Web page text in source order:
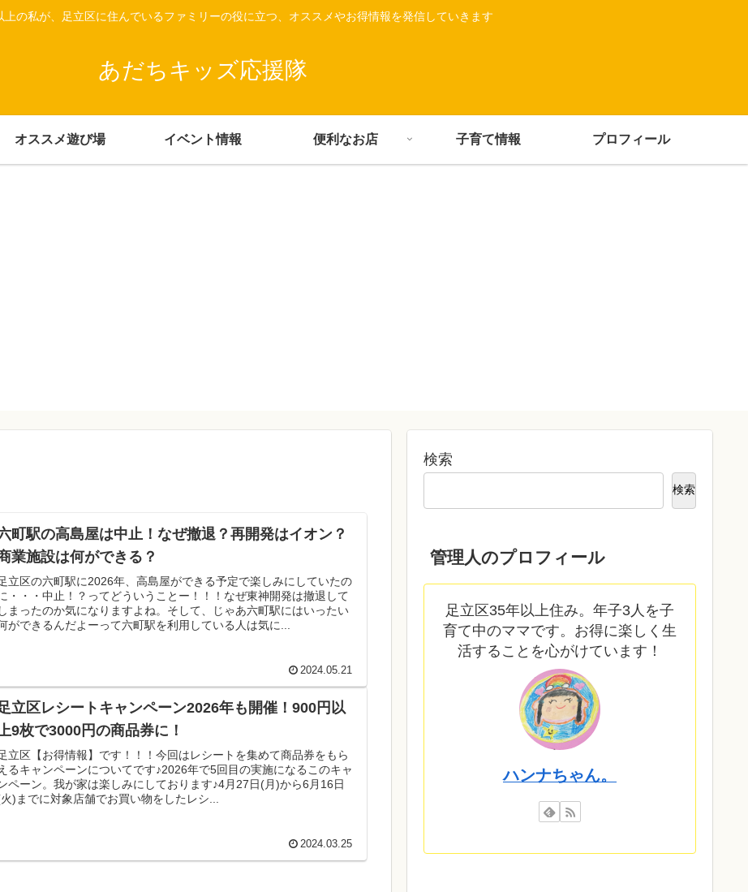
上の私が、足立区に住んでいるファミリーの役に立つ、オススメやお得情報を発信していきます
あだちキッズ応援隊
オススメ遊び場 イベント情報 便利なお店 子育て情報 プロフィール
町駅の高島屋は中止！なぜ撤退？再開発はイオン？
業施設は何ができる？
立区の六町駅に2026年、高島屋ができる予定で楽しみにしていたの
・・・中止！？ってどういうことー！！！なぜ東神開発は撤退して
しまったのか気になりますよね。そして、じゃあ六町駅にはいったい
ができるんだよーって六町駅を利用している人は気に...
2024.05.21
立区レシートキャンペーン2026年も開催！900円以
上9枚で3000円の商品券に！
立区【お得情報】です！！！今回はレシートを集めて商品券をもら
るキャンペーンについてです♪2026年で5回目の実施になるこのキャ
ペーン。我が家は楽しみにしております♪4月27日(月)から6月16日
)までに対象店舗でお買い物をしたレシ...
2024.03.25
検索
検索
管理人のプロフィール
足立区35年以上住み。年子3人を子
育て中のママです。お得に楽しく生
活することを心がけています！
ハンナちゃん。